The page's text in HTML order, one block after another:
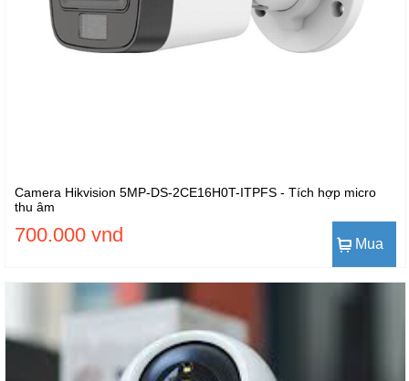
Camera Hikvision 5MP-DS-2CE16H0T-ITPFS - Tích hợp micro
thu âm
700.000 vnd Mua